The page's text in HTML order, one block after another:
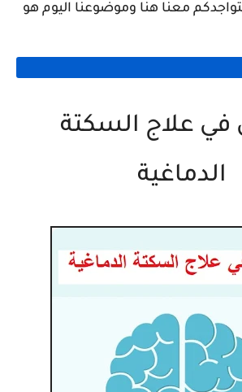
معنا هنا وموضوعنا اليوم هو
علاج السكتة
الدماغية